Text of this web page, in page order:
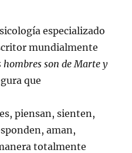
especializado
mundialmente
hombres son de Marte y
que
piensan, sienten,
aman,
totalmente